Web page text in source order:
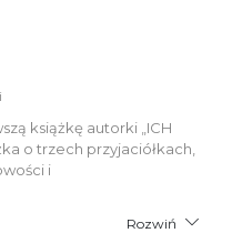
książkę autorki „ICH
o trzech przyjaciółkach,
i
Rozwiń